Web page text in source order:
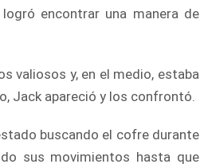
encontrar una manera de
valiosos y, en el medio, estaba
Jack apareció y los confrontó.
buscando el cofre durante
sus movimientos hasta que